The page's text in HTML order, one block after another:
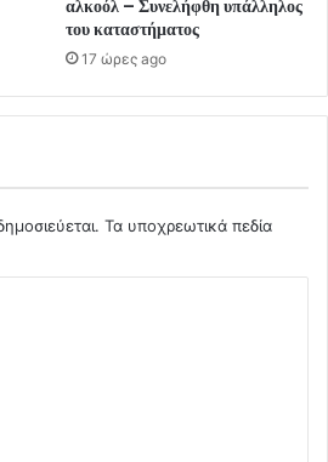
αλκοόλ – Συνελήφθη υπάλληλος
του καταστήματος
17 ώρες ago
Τα υποχρεωτικά πεδία